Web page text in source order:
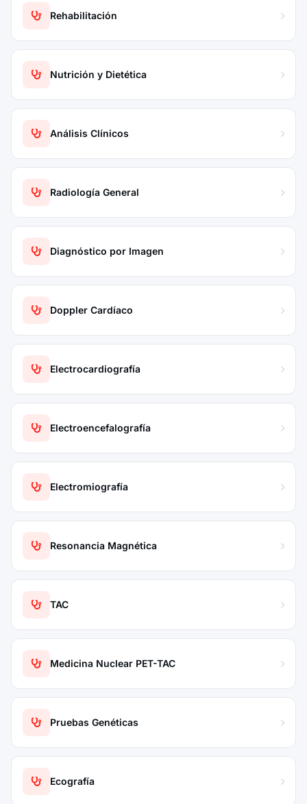
Rehabilitación
Nutrición y Dietética
Análisis Clínicos
Radiología General
Diagnóstico por Imagen
Doppler Cardíaco
Electrocardiografía
Electroencefalografía
Electromiografía
Resonancia Magnética
TAC
Medicina Nuclear PET-TAC
Pruebas Genéticas
Ecografía